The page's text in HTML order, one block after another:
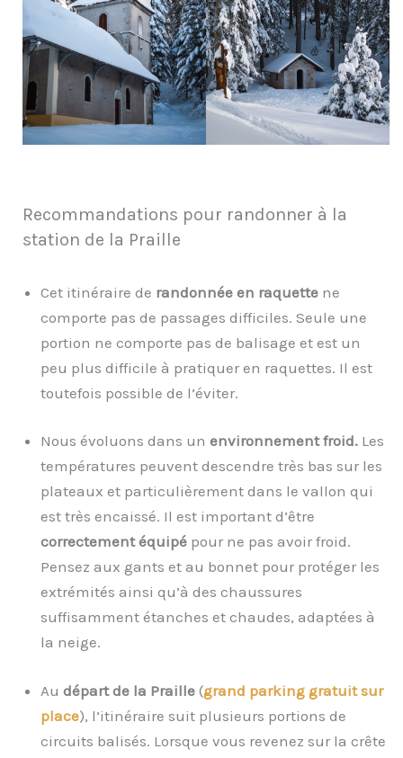
Recommandations pour randonner à la
station de la Praille
Cet itinéraire de randonnée en raquette ne
comporte pas de passages difficiles. Seule une
portion ne comporte pas de balisage et est un
peu plus difficile à pratiquer en raquettes. Il est
toutefois possible de l’éviter.
Nous évoluons dans un environnement froid. Les
températures peuvent descendre très bas sur les
plateaux et particulièrement dans le vallon qui
est très encaissé. Il est important d’être
correctement équipé pour ne pas avoir froid.
Pensez aux gants et au bonnet pour protéger les
extrémités ainsi qu’à des chaussures
suffisamment étanches et chaudes, adaptées à
la neige.
Au départ de la Praille (grand parking gratuit sur
place), l’itinéraire suit plusieurs portions de
circuits balisés. Lorsque vous revenez sur la crête